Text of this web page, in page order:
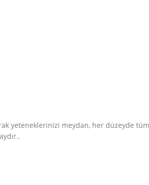
yeteneklerinizi meydan, her düzeyde